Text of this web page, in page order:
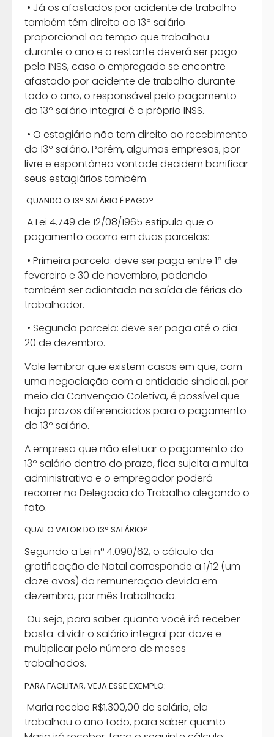
• Já os afastados por acidente de trabalho
também têm direito ao 13º salário
proporcional ao tempo que trabalhou
durante o ano e o restante deverá ser pago
pelo INSS, caso o empregado se encontre
afastado por acidente de trabalho durante
todo o ano, o responsável pelo pagamento
do 13º salário integral é o próprio INSS.
• O estagiário não tem direito ao recebimento
do 13º salário. Porém, algumas empresas, por
livre e espontânea vontade decidem bonificar
seus estagiários também.
QUANDO O 13° SALÁRIO É PAGO?
A Lei 4.749 de 12/08/1965 estipula que o
pagamento ocorra em duas parcelas:
• Primeira parcela: deve ser paga entre 1º de
fevereiro e 30 de novembro, podendo
também ser adiantada na saída de férias do
trabalhador.
• Segunda parcela: deve ser paga até o dia
20 de dezembro.
Vale lembrar que existem casos em que, com
uma negociação com a entidade sindical, por
meio da Convenção Coletiva, é possível que
haja prazos diferenciados para o pagamento
do 13º salário.
A empresa que não efetuar o pagamento do
13º salário dentro do prazo, fica sujeita a multa
administrativa e o empregador poderá
recorrer na Delegacia do Trabalho alegando o
fato.
QUAL O VALOR DO 13° SALÁRIO?
Segundo a Lei n° 4.090/62, o cálculo da
gratificação de Natal corresponde a 1/12 (um
doze avos) da remuneração devida em
dezembro, por mês trabalhado.
Ou seja, para saber quanto você irá receber
basta: dividir o salário integral por doze e
multiplicar pelo número de meses
trabalhados.
PARA FACILITAR, VEJA ESSE EXEMPLO:
Maria recebe R$1.300,00 de salário, ela
trabalhou o ano todo, para saber quanto